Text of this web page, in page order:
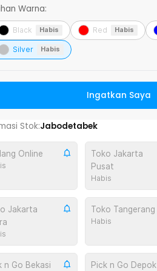
Warna:
Black Habis Red Habis
Silver Habis
Ingatkan Saya
Stok:Jabodetabek
Online
Toko Jakarta
Pusat
Habis
Jakarta
Toko Tangerang
Habis
n Go Bekasi Pick n Go Depok